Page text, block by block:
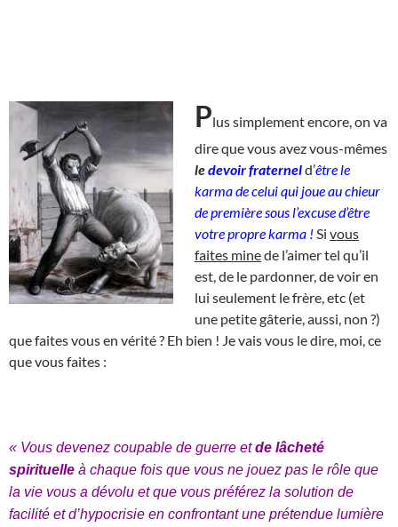
Plus simplement encore, on va
dire que vous avez vous-mêmes
ledevoir fraterneld’être le
karma de celui qui joue au chieur
de première sous l’excuse d’être
votre propre karma ! Si vous
faites minede l’aimer tel qu’il
est, de le pardonner, de voir en
lui seulement le frère, etc (et
une petite gâterie, aussi, non ?)
que faites vous en vérité ? Eh bien ! Je vais vous le dire, moi, ce
que vous faites :
« Vous devenez coupable de guerre etde lâcheté
spirituelle à chaque fois que vous ne jouez pas le rôle que
la vie vous a dévolu et que vous préférez la solution de
facilité et d’hypocrisie en confrontant une prétendue lumière